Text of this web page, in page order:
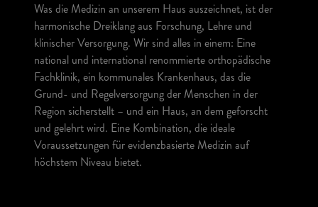
Was die Medizin an unserem Haus auszeichnet, ist der
harmonische Dreiklang aus Forschung, Lehre und
klinischer Versorgung. Wir sind alles in einem: Eine
national und international renommierte orthopädische
Fachklinik, ein kommunales Krankenhaus, das die
Grund- und Regelversorgung der Menschen in der
Region sicherstellt – und ein Haus, an dem geforscht
und gelehrt wird. Eine Kombination, die ideale
Voraussetzungen für evidenzbasierte Medizin auf
höchstem Niveau bietet.